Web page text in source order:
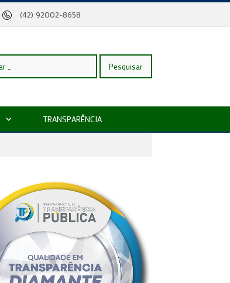
(42) 92002-8658
TRANSPARÊNCIA